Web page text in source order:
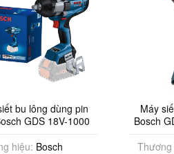
lông dùng pin
18V-1000
Bosch
Máy siết
Bosch GDX
Thương hiệu: